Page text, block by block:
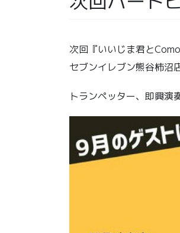
次回『いいじま君と
セブンイレブン熊谷柿沼
トランペッター、即興演